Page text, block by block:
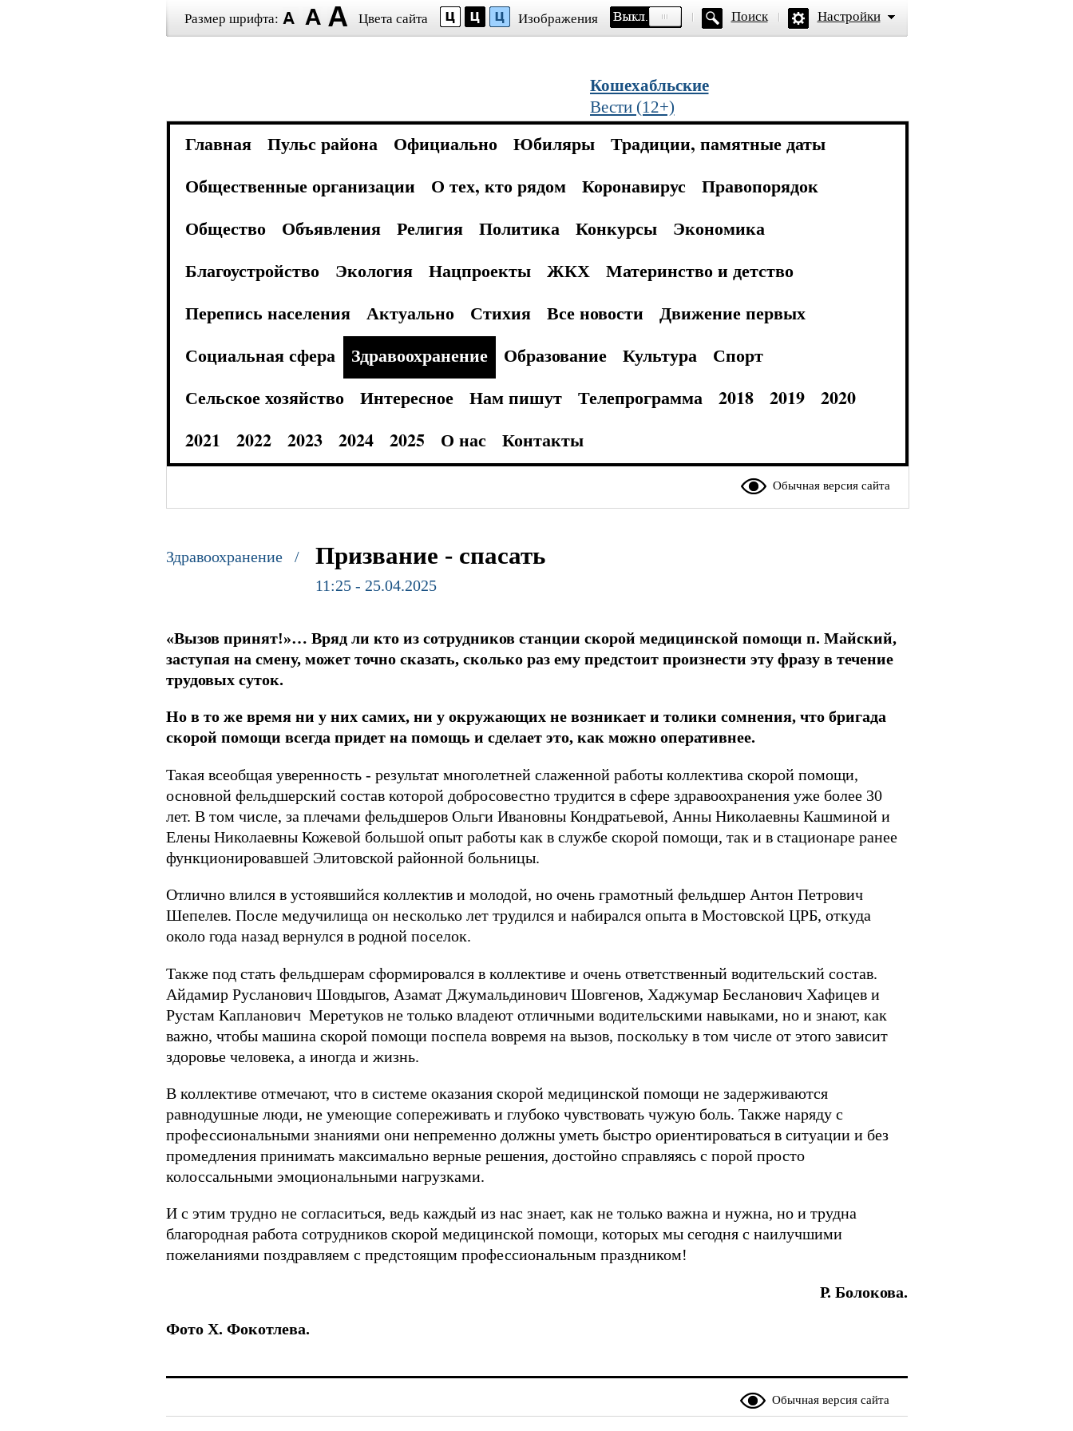
Размер шрифта: Цвета сайта Изображения Поиск Настройки
Кошехабльские
Вести (12+)
Главная Пульс района Официально Юбиляры
Традиции, памятные даты
Общественные организации
О тех, кто рядом Коронавирус
Правопорядок
Общество
Объявления Религия Политика Конкурсы
Экономика
Благоустройство
Экология Нацпроекты ЖКХ
Материнство и детство
Перепись населения
Актуально Стихия Все новости
Движение первых
Социальная сфера
Здравоохранение Образование Культура
Спорт
Сельское хозяйство
Интересное Нам пишут Телепрограмма 2018 2019
2020
2021
2022 2023 2024 2025 О нас Контакты
Обычная версия сайта
Здравоохранение / Призвание - спасать
11:25 - 25.04.2025
«Вызов принят!»… Вряд ли кто из сотрудников станции скорой медицинской помощи п. Майский,
заступая на смену, может точно сказать, сколько раз ему предстоит произнести эту фразу в течение
трудовых суток.
Но в то же время ни у них самих, ни у окружающих не возникает и толики сомнения, что бригада
скорой помощи всегда придет на помощь и сделает это, как можно оперативнее.
Такая всеобщая уверенность - результат многолетней слаженной работы коллектива скорой помощи,
основной фельдшерский состав которой добросовестно трудится в сфере здравоохранения уже более 30
лет. В том числе, за плечами фельдшеров Ольги Ивановны Кондратьевой, Анны Николаевны Кашминой и
Елены Николаевны Кожевой большой опыт работы как в службе скорой помощи, так и в стационаре ранее
функционировавшей Элитовской районной больницы.
Отлично влился в устоявшийся коллектив и молодой, но очень грамотный фельдшер Антон Петрович
Шепелев. После медучилища он несколько лет трудился и набирался опыта в Мостовской ЦРБ, откуда
около года назад вернулся в родной поселок.
Также под стать фельдшерам сформировался в коллективе и очень ответственный водительский состав.
Айдамир Русланович Шовдыгов, Азамат Джумальдинович Шовгенов, Хаджумар Бесланович Хафицев и
Рустам Капланович Меретуков не только владеют отличными водительскими навыками, но и знают, как
важно, чтобы машина скорой помощи поспела вовремя на вызов, поскольку в том числе от этого зависит
здоровье человека, а иногда и жизнь.
В коллективе отмечают, что в системе оказания скорой медицинской помощи не задерживаются
равнодушные люди, не умеющие сопереживать и глубоко чувствовать чужую боль. Также наряду с
профессиональными знаниями они непременно должны уметь быстро ориентироваться в ситуации и без
промедления принимать максимально верные решения, достойно справляясь с порой просто
колоссальными эмоциональными нагрузками.
И с этим трудно не согласиться, ведь каждый из нас знает, как не только важна и нужна, но и трудна
благородная работа сотрудников скорой медицинской помощи, которых мы сегодня с наилучшими
пожеланиями поздравляем с предстоящим профессиональным праздником!
Р. Болокова.
Фото Х. Фокотлева.
Обычная версия сайта